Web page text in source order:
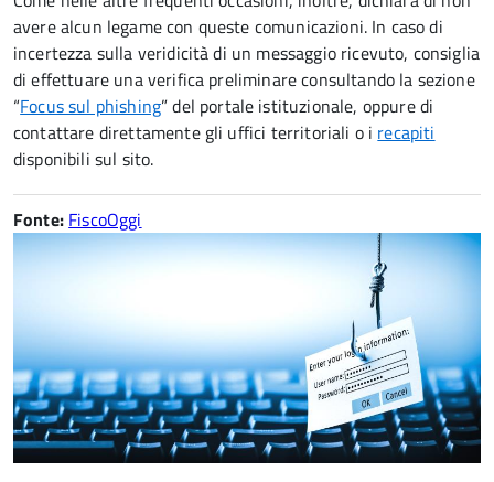
avere alcun legame con queste comunicazioni. In caso di
incertezza sulla veridicità di un messaggio ricevuto, consiglia
di effettuare una verifica preliminare consultando la sezione
“Focus sul phishing” del portale istituzionale, oppure di
contattare direttamente gli uffici territoriali o i recapiti
disponibili sul sito.
Fonte: FiscoOggi